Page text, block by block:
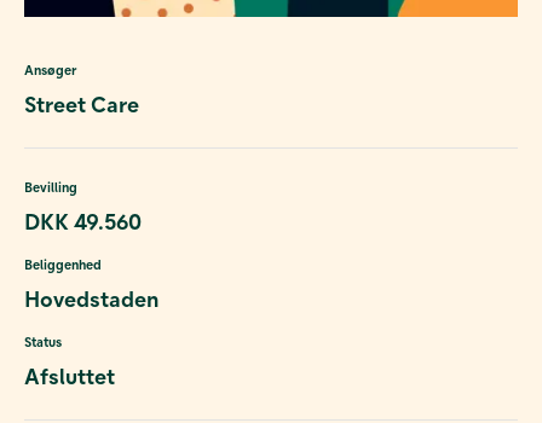
Ansøger
Street Care
Bevilling
DKK 49.560
Beliggenhed
Hovedstaden
Status
Afsluttet